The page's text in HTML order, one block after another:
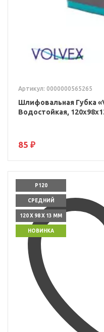
Артикул: 0000000565265
Шлифовальная Губка
Водостойкая,
85 ₽
P120
СРЕДНИЙ
120 X 98 X 13 ММ
НОВИНКА